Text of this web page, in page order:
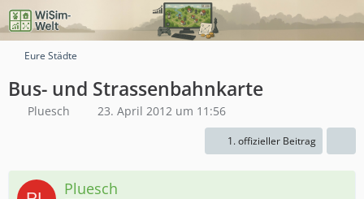
Eure Städte
Bus- und Strassenbahnkarte
Pluesch 23. April 2012 um 11:56
1. offizieller Beitrag
Pluesch